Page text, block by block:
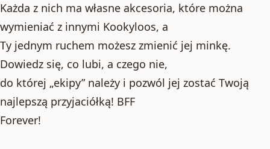
Każda z nich ma własne akcesoria, które można
wymieniać z innymi Kookyloos, a
Ty jednym ruchem możesz zmienić jej minkę.
Dowiedz się, co lubi, a czego nie,
do której „ekipy” należy i pozwól jej zostać Twoją
najlepszą przyjaciółką! BFF
Forever!